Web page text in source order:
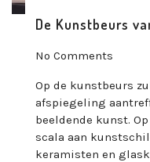
De Kunstbeurs
No Comments
Op de kunstbeurs
afspiegeling
beeldende kunst.
scala aan
keramisten en